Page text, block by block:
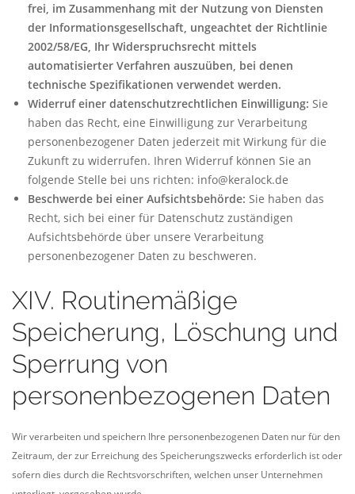
frei, im Zusammenhang mit der Nutzung von Diensten
der Informationsgesellschaft, ungeachtet der Richtlinie
2002/58/EG, Ihr Widerspruchsrecht mittels
automatisierter Verfahren auszuüben, bei denen
technische Spezifikationen verwendet werden.
Widerruf einer datenschutzrechtlichen Einwilligung: Sie
haben das Recht, eine Einwilligung zur Verarbeitung
personenbezogener Daten jederzeit mit Wirkung für die
Zukunft zu widerrufen. Ihren Widerruf können Sie an
folgende Stelle bei uns richten: info@keralock.de
Beschwerde bei einer Aufsichtsbehörde: Sie haben das
Recht, sich bei einer für Datenschutz zuständigen
Aufsichtsbehörde über unsere Verarbeitung
personenbezogener Daten zu beschweren.
XIV. Routinemäßige
Speicherung, Löschung und
Sperrung von
personenbezogenen Daten
Wir verarbeiten und speichern Ihre personenbezogenen Daten nur für den
Zeitraum, der zur Erreichung des Speicherungszwecks erforderlich ist oder
sofern dies durch die Rechtsvorschriften, welchen unser Unternehmen